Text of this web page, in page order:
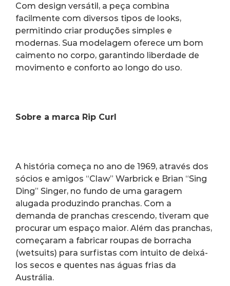
Com design versátil, a peça combina
facilmente com diversos tipos de looks,
permitindo criar produções simples e
modernas. Sua modelagem oferece um bom
caimento no corpo, garantindo liberdade de
movimento e conforto ao longo do uso.
Sobre a marca Rip Curl
A história começa no ano de 1969, através dos
sócios e amigos “Claw” Warbrick e Brian “Sing
Ding” Singer, no fundo de uma garagem
alugada produzindo pranchas. Com a
demanda de pranchas crescendo, tiveram que
procurar um espaço maior. Além das pranchas,
começaram a fabricar roupas de borracha
(wetsuits) para surfistas com intuito de deixá-
los secos e quentes nas águas frias da
Austrália.